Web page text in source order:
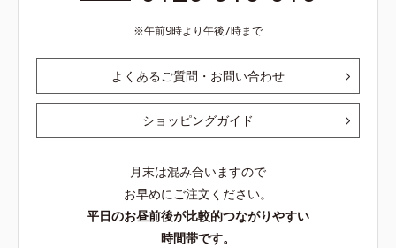
午前9時より午後7時まで
よくあるご質問・お問い合わせ
ショッピングガイド
月末は混み合いますので
お早めにご注文ください。
平日のお昼前後が比較的つながりやすい
時間帯です。